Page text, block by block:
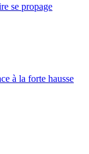
se propage
à la forte hausse